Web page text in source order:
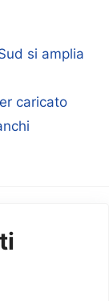
si amplia
caricato